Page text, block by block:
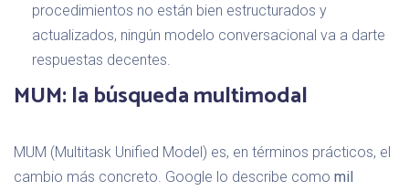
procedimientos no están bien estructurados y
actualizados, ningún modelo conversacional va a darte
respuestas decentes.
MUM: la búsqueda multimodal
MUM (Multitask Unified Model) es, en términos prácticos, el
cambio más concreto. Google lo describe como mil